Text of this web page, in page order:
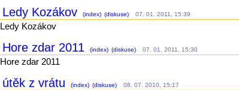
Ledy Kozákov (index) (diskuse) 07. 01. 2011, 15:39
Ledy Kozákov
Hore zdar 2011 (index) (diskuse) 07. 01. 2011, 15:30
Hore zdar 2011
útěk z vrátu (index) (diskuse) 08. 07. 2010, 15:17